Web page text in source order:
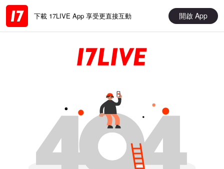
下載 17LIVE App 享受更直接互動 開啟 App